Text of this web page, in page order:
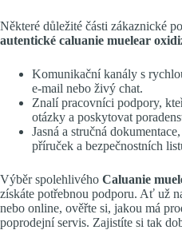
Některé důležité části zákaznické
autentické caluanie muelear
Komunikační kanály s
e-mail nebo živý chat.
Znalí pracovníci podpory,
otázky a poskytovat
Jasná a stručná
příruček a bezpečnostních
Výběr spolehlivého Caluanie
získáte potřebnou podporu. Ať už
nebo online, ověřte si, jakou má
poprodejní servis. Zajistíte si tak